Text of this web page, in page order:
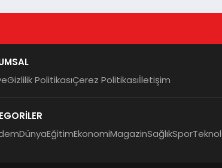
Gizlilik PolitikasıÇerez Politikasıİletişim
DünyaEğitimEkonomiMagazinSağlıkSpor